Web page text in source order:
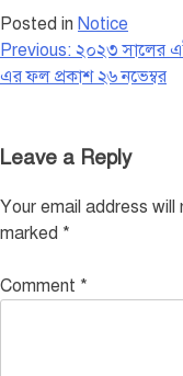
Posted in Notice
Previous: ২০২৩ সালের
এর ফল প্রকাশ ২৬ নভেম্বর
Leave a Reply
Your email address will
marked *
Comment *